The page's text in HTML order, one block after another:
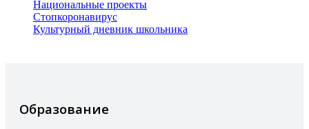
Национальные проекты
Стопкоронавирус
Культурный дневник школьника
Образование